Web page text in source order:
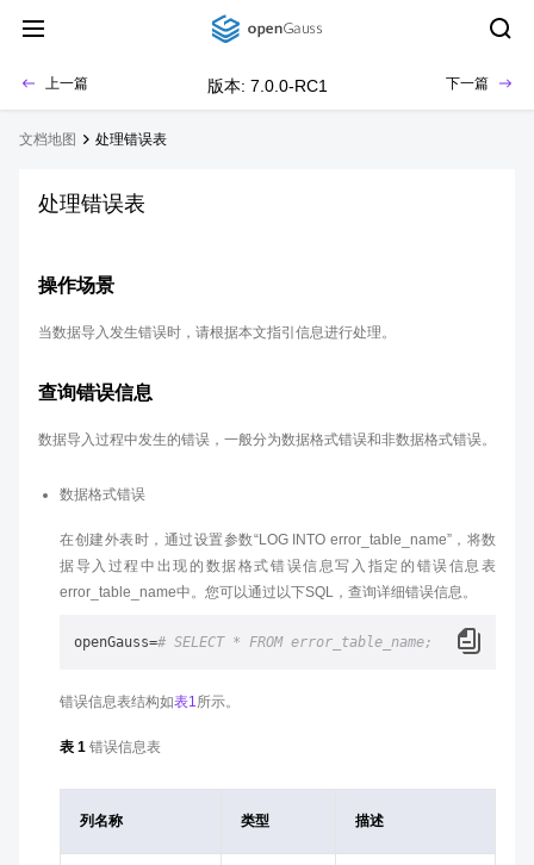
上一篇 版本: 7.0.0-RC1 下一篇
文档地图 处理错误表
处理错误表
操作场景
当数据导入发生错误时，请根据本文指引信息进行处理。
查询错误信息
数据导入过程中发生的错误，一般分为数据格式错误和非数据格式错误。
数据格式错误
在创建外表时，通过设置参数“LOG INTO error_table_name”，将数
据导入过程中出现的数据格式错误信息写入指定的错误信息表
error_table_name中。您可以通过以下SQL，查询详细错误信息。
openGauss=# SELECT * FROM error_table_name;
错误信息表结构如表1所示。
表 1 错误信息表
列名称 类型 描述